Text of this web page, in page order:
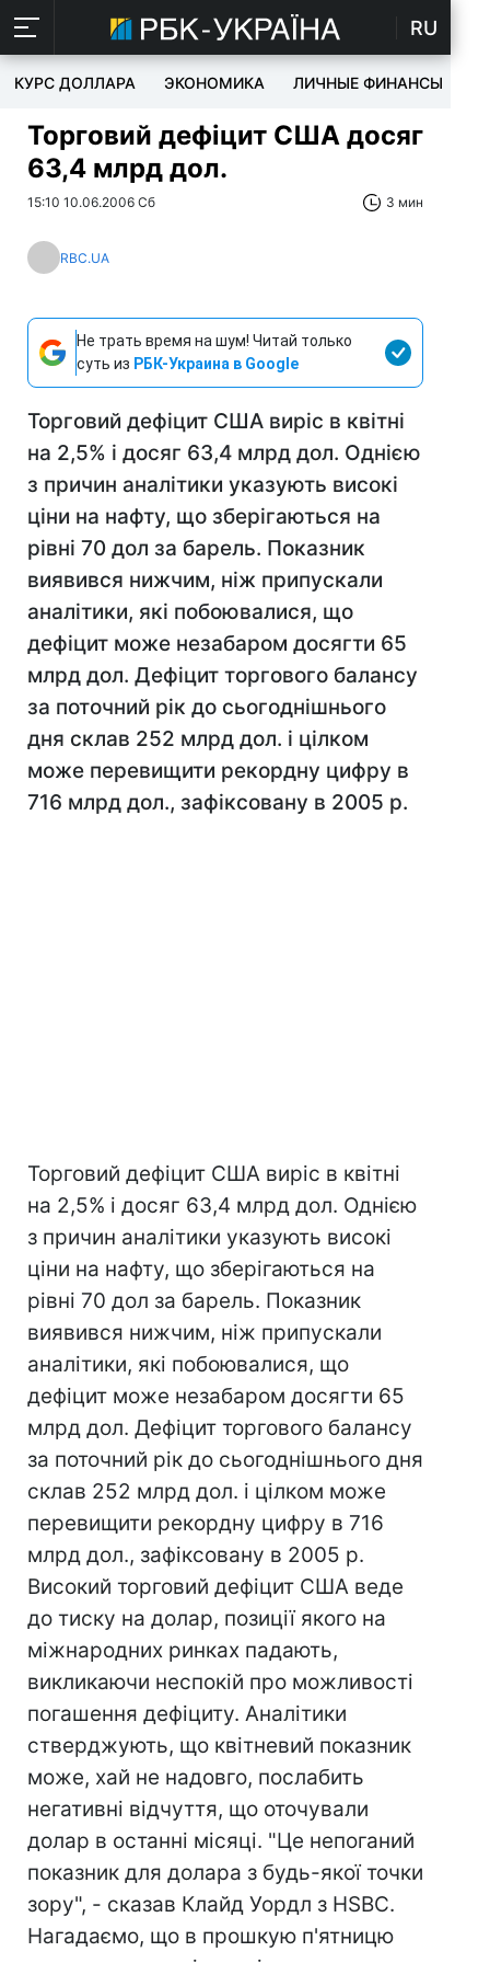
RU
КУРС ДОЛЛАРА ЭКОНОМИКА ЛИЧНЫЕ ФИНАНСЫ
Торговий дефіцит США досяг
63,4 млрд дол.
15:10 10.06.2006 Сб 3 мин
RBC.UA
Не трать время на шум! Читай только
суть из РБК-Украина в Google
Торговий дефіцит США виріс в квітні
на 2,5% і досяг 63,4 млрд дол. Однією
з причин аналітики указують високі
ціни на нафту, що зберігаються на
рівні 70 дол за барель. Показник
виявився нижчим, ніж припускали
аналітики, які побоювалися, що
дефіцит може незабаром досягти 65
млрд дол. Дефіцит торгового балансу
за поточний рік до сьогоднішнього
дня склав 252 млрд дол. і цілком
може перевищити рекордну цифру в
716 млрд дол., зафіксовану в 2005 р.
Торговий дефіцит США виріс в квітні
на 2,5% і досяг 63,4 млрд дол. Однією
з причин аналітики указують високі
ціни на нафту, що зберігаються на
рівні 70 дол за барель. Показник
виявився нижчим, ніж припускали
аналітики, які побоювалися, що
дефіцит може незабаром досягти 65
млрд дол. Дефіцит торгового балансу
за поточний рік до сьогоднішнього дня
склав 252 млрд дол. і цілком може
перевищити рекордну цифру в 716
млрд дол., зафіксовану в 2005 р.
Високий торговий дефіцит США веде
до тиску на долар, позиції якого на
міжнародних ринках падають,
викликаючи неспокій про можливості
погашення дефіциту. Аналітики
стверджують, що квітневий показник
може, хай не надовго, послабить
негативні відчуття, що оточували
долар в останні місяці. "Це непоганий
показник для долара з будь-якої точки
зору", - сказав Клайд Уордл з HSBC.
Нагадаємо, що в прошкую п'ятницю